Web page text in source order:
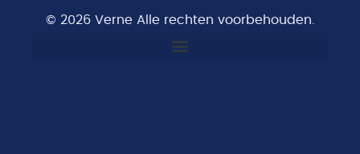
© 2026 Verne Alle rechten voorbehouden.